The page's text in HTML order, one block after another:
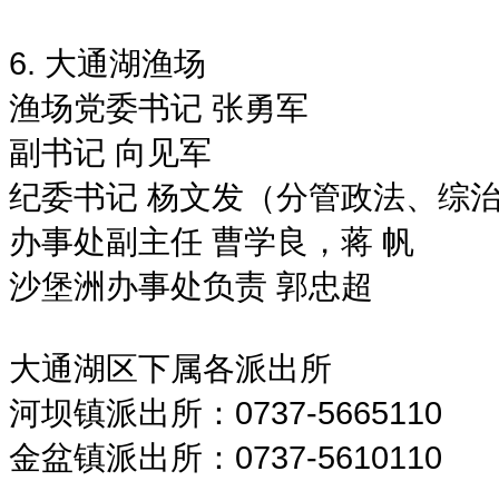
6. 大通湖渔场
渔场党委书记 张勇军
副书记 向见军
纪委书记 杨文发（分管政法、综
办事处副主任 曹学良，蒋 帆
沙堡洲办事处负责 郭忠超
大通湖区下属各派出所
河坝镇派出所：0737-5665110
金盆镇派出所：0737-5610110